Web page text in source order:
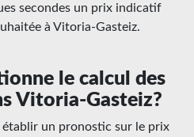
secondes un prix indicatif
à Vitoria-Gasteiz.
le calcul des
Vitoria-Gasteiz?
établir un pronostic sur le prix